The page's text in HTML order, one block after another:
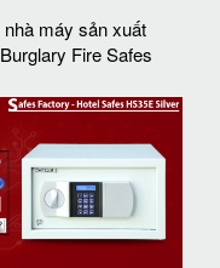
nhà máy sản xuất
Burglary Fire Safes